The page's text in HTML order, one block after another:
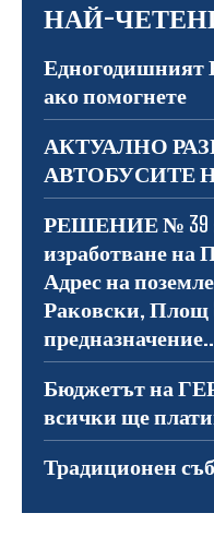
НАЙ-
Едногодишният
ако помогнете
АКТУАЛНО
АВТОБУСИТЕ
РЕШЕНИЕ № 39 :
изработване
Адрес на
Раковски, Площ
Бюджетът на
всички ще
Традиционен